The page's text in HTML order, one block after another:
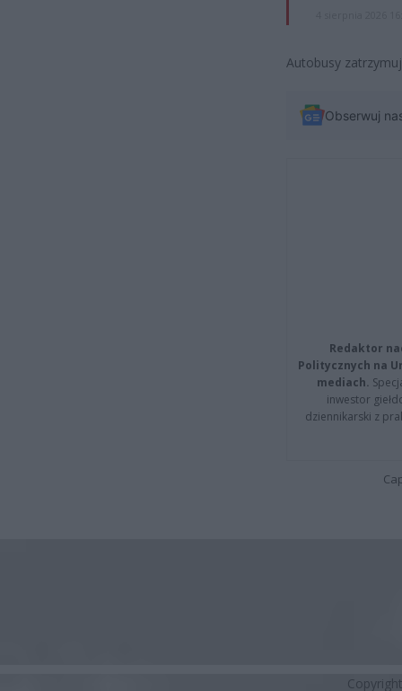
Autobusy
Obserwuj
Redaktor
Politycznych na
mediach.
inwestor
dziennikarski z